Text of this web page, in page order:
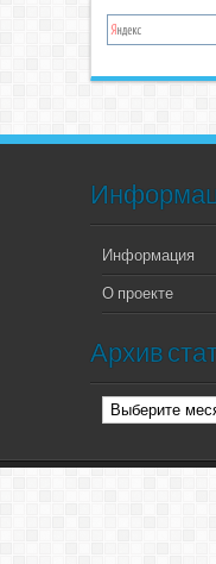
Информация
О проекте
Архив
Архив
статей